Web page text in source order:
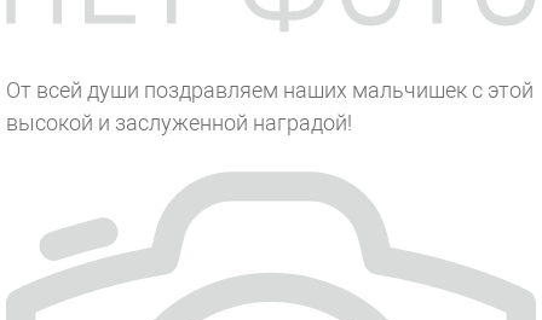
От всей души поздравляем наших мальчишек с этой
высокой и заслуженной наградой!